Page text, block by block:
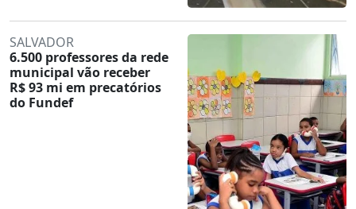
SALVADOR
6.500 professores da rede
municipal vão receber
R$ 93 mi em precatórios
do Fundef